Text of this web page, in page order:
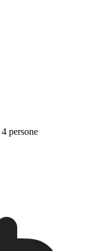
persone